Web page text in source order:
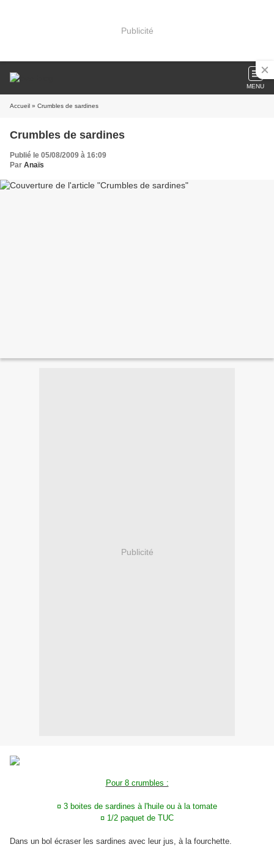
Publicité
MENU
Accueil » Crumbles de sardines
Crumbles de sardines
Publié le 05/08/2009 à 16:09
Par Anaïs
Publicité
Pour 8 crumbles :
¤ 3 boites de sardines à l'huile ou à la tomate
¤ 1/2 paquet de TUC
Dans un bol écraser les sardines avec leur jus, à la fourchette.